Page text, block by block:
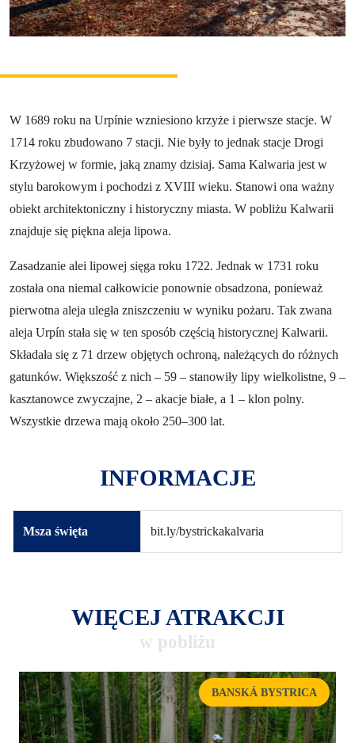
W 1689 roku na Urpínie wzniesiono krzyże i pierwsze stacje. W
1714 roku zbudowano 7 stacji. Nie były to jednak stacje Drogi
Krzyżowej w formie, jaką znamy dzisiaj. Sama Kalwaria jest w
stylu barokowym i pochodzi z XVIII wieku. Stanowi ona ważny
obiekt architektoniczny i historyczny miasta. W pobliżu Kalwarii
znajduje się piękna aleja lipowa.
Zasadzanie alei lipowej sięga roku 1722. Jednak w 1731 roku
została ona niemal całkowicie ponownie obsadzona, ponieważ
pierwotna aleja uległa zniszczeniu w wyniku pożaru. Tak zwana
aleja Urpín stała się w ten sposób częścią historycznej Kalwarii.
Składała się z 71 drzew objętych ochroną, należących do różnych
gatunków. Większość z nich – 59 – stanowiły lipy wielkolistne, 9 –
kasztanowce zwyczajne, 2 – akacje białe, a 1 – klon polny.
Wszystkie drzewa mają około 250–300 lat.
INFORMACJE
Msza święta bit.ly/bystrickakalvaria
WIĘCEJ ATRAKCJI
w pobliżu
BANSKÁ BYSTRICA